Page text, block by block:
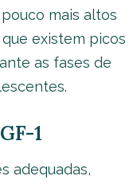
mais altos
existem picos
as fases de
1
adequadas,